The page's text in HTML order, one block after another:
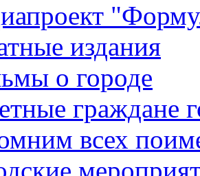
издания
о городе
граждане
всех